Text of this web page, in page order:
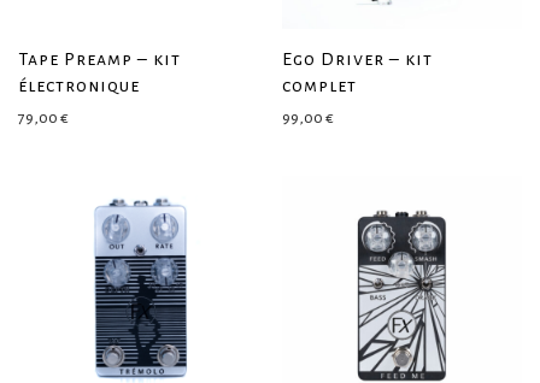
Tape Preamp – kit
électronique
79,00 €
Ego Driver – kit
complet
99,00 €